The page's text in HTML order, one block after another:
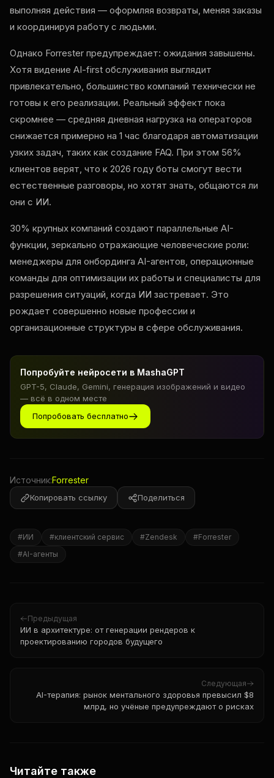
выполняя действия — оформляя возвраты, меняя заказы
и координируя работу с людьми.
Однако Forrester предупреждает: ожидания завышены.
Хотя видение AI-first обслуживания выглядит
привлекательно, большинство компаний технически не
готовы к его реализации. Реальный эффект пока
скромнее — средняя дневная нагрузка на операторов
снижается примерно на 1 час благодаря автоматизации
узких задач, таких как создание FAQ. При этом 56%
клиентов верят, что к 2026 году боты смогут вести
естественные разговоры, но хотят знать, общаются ли
они с ИИ.
30% крупных компаний создают параллельные AI-
функции, зеркально отражающие человеческие роли:
менеджеры для онбординга AI-агентов, операционные
команды для оптимизации их работы и специалисты для
разрешения ситуаций, когда ИИ застревает. Это
рождает совершенно новые профессии и
организационные структуры в сфере обслуживания.
Попробуйте нейросети в MashaGPT
GPT-5, Claude, Gemini, генерация изображений и видео
— всё в одном месте
Попробовать бесплатно
Источник:Forrester
Копировать ссылку Поделиться
#ИИ #клиентский сервис #Zendesk #Forrester
#AI-агенты
Предыдущая
ИИ в архитектуре: от генерации рендеров к
проектированию городов будущего
Следующая
AI-терапия: рынок ментального здоровья превысил $8
млрд, но учёные предупреждают о рисках
Читайте также